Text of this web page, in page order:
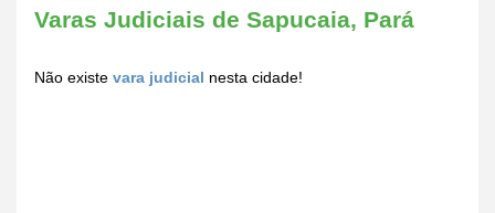
Varas Judiciais de Sapucaia, Pará
Não existe vara judicial nesta cidade!